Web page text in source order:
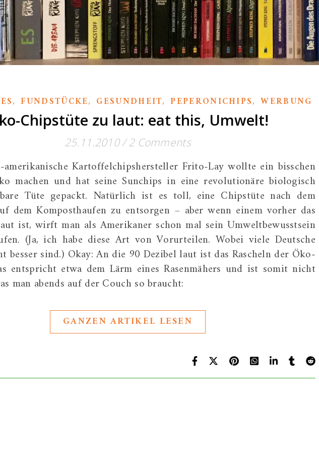
,FUNDSTÜCKE, GESUNDHEIT,PEPERONICHIPS,WERBUNG
Chipstüte zu laut: eat this, Umwelt!
25.11.2010/ 2 Comments
amerikanische Kartoffelchipshersteller Frito-Lay wollte ein bisschen
machen und hat seine Sunchips in eine revolutionäre biologisch
Tüte gepackt. Natürlich ist es toll, eine Chipstüte nach dem
dem Komposthaufen zu entsorgen – aber wenn einem vorher das
ist, wirft man als Amerikaner schon mal sein Umweltbewusstsein
(Ja, ich habe diese Art von Vorurteilen. Wobei viele Deutsche
besser sind.) Okay: An die 90 Dezibel laut ist das Rascheln der Öko-
entspricht etwa dem Lärm eines Rasenmähers und ist somit nicht
man abends auf der Couch so braucht:
GANZEN ARTIKEL LESEN